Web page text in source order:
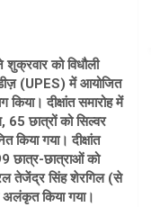
को विधौली
(UPES) में आयोजित
किया। दीक्षांत समारोह में
65 छात्रों को सिल्वर
किया गया। दीक्षांत
छात्र-छात्राओं को
तेजेंद्र सिंह शेरगिल (से
अलंकृत किया गया।